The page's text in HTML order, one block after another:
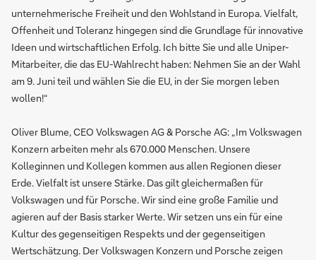
unternehmerische Freiheit und den Wohlstand in Europa. Vielfalt,
Offenheit und Toleranz hingegen sind die Grundlage für innovative
Ideen und wirtschaftlichen Erfolg. Ich bitte Sie und alle Uniper-
Mitarbeiter, die das EU-Wahlrecht haben: Nehmen Sie an der Wahl
am 9. Juni teil und wählen Sie die EU, in der Sie morgen leben
wollen!“
Oliver Blume, CEO Volkswagen AG & Porsche AG: „Im Volkswagen
Konzern arbeiten mehr als 670.000 Menschen. Unsere
Kolleginnen und Kollegen kommen aus allen Regionen dieser
Erde. Vielfalt ist unsere Stärke. Das gilt gleichermaßen für
Volkswagen und für Porsche. Wir sind eine große Familie und
agieren auf der Basis starker Werte. Wir setzen uns ein für eine
Kultur des gegenseitigen Respekts und der gegenseitigen
Wertschätzung. Der Volkswagen Konzern und Porsche zeigen